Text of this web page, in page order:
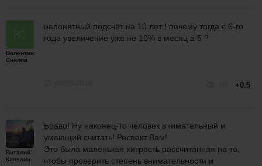
Валентин
Снилов
непонятный подсчёт на 10 лет ! почему тогда с 6-го
года увеличение уже не 10% в месяц а 5 ?
+0.5
Виталий
Капелин
Браво! Ну наконец-то человек внимательный и
умеющий считать! Респект Вам!
Это была маленькая хитрость рассчитанная на то,
чтобы проверить степень внимательности и